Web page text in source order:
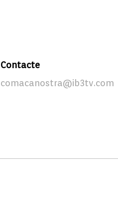
Contacte
comacanostra@ib3tv.com